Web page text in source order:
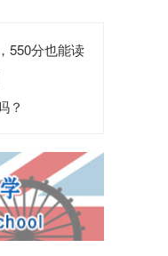
550分也能读
？